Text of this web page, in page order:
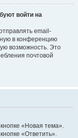
войти на
email-
в конференцию
возможность. Это
почтовой
«Новая тема».
«Ответить».